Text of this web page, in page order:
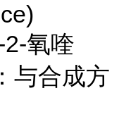
氧喹
与合成方